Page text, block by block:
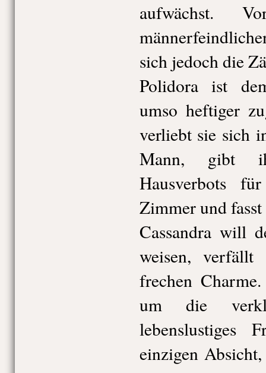
aufwächst.
sich jedoch die
Polidora ist
umso heftiger
verliebt sie sich
Mann, gibt
Hausverbots
Zimmer und
Cassandra will
weisen, verfällt
frechen
um die
lebenslustiges
einzigen